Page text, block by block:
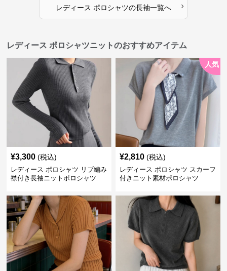
レディース ポロシャツの長袖一覧へ ›
レディース ポロシャツニットのおすすめアイテム
¥3,300 (税込)
レディース ポロシャツ リブ編み
襟付き長袖ニットポロシャツ
人気
¥2,810 (税込)
レディース ポロシャツ スカーフ
付きニット素材ポロシャツ